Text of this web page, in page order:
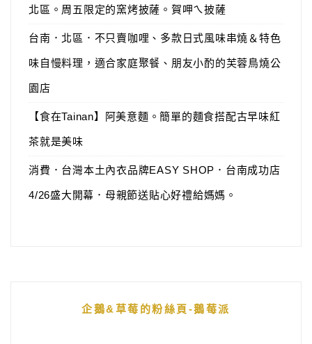
北區。周五限定的窯烤披薩。賀呷ㄟ披薩
台南．北區．不只賣咖哩、多款日式風味串燒＆特色
味自慢料理，適合家庭聚餐、朋友小酌的芙蓉鳥燒公
園店
【食在Tainan】阿美意麵。簡單的麵食搭配古早味紅
茶就是美味
消費．台灣本土內衣品牌EASY SHOP．台南成功店
4/26盛大開幕．母親節送貼心好禮給媽媽。
企鵝&草莓的粉絲頁-鵝莓派